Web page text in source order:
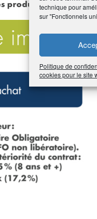
technique pour
sur "Fonctionnels
Politique de
cookies pour le site
produits des primes